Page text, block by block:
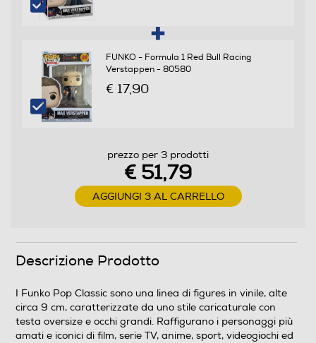
FUNKO - Formula 1 Red Bull Racing
Verstappen - 80580
€ 17,90
prezzo per 3 prodotti
€ 51,79
AGGIUNGI 3 AL CARRELLO
Descrizione Prodotto
I Funko Pop Classic sono una linea di figures in vinile, alte
circa 9 cm, caratterizzate da uno stile caricaturale con
testa oversize e occhi grandi. Raffigurano i personaggi più
amati e iconici di film, serie TV, anime, sport, videogiochi ed